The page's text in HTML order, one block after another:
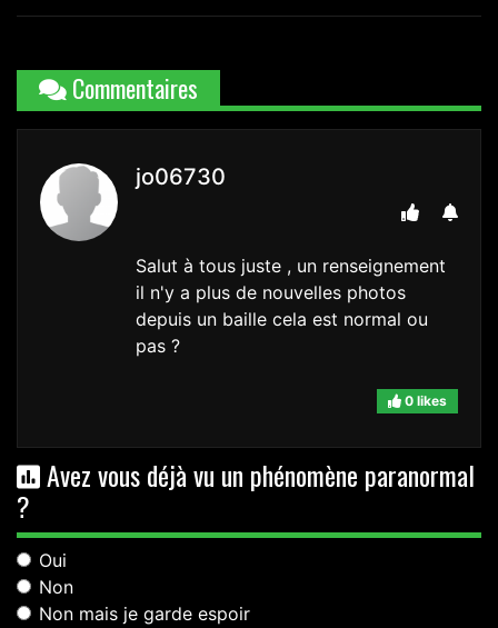
Commentaires
jo06730
Salut à tous juste , un renseignement
il n'y a plus de nouvelles photos
depuis un baille cela est normal ou
pas ?
0 likes
Avez vous déjà vu un phénomène paranormal
?
Oui
Non
Non mais je garde espoir